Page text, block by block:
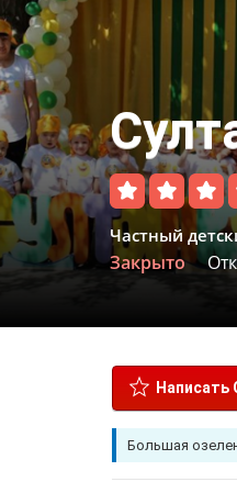
Частный
Закрыто
Написать
Большая